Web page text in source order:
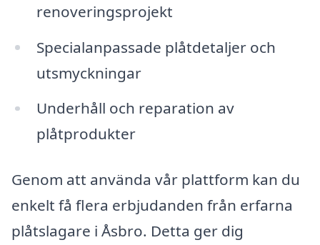
renoveringsprojekt
Specialanpassade plåtdetaljer och
utsmyckningar
Underhåll och reparation av
plåtprodukter
Genom att använda vår plattform kan du
enkelt få flera erbjudanden från erfarna
plåtslagare i Åsbro. Detta ger dig